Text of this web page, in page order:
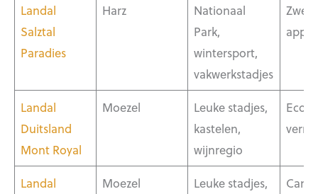
Landal
Salztal
Paradies
Harz
Nationaal
Park,
wintersport,
vakwerkstadjes
Landal
Duitsland
Mont Royal
Moezel
Leuke stadjes,
kastelen,
wijnregio
Landal
Moezel
Leuke stadjes,